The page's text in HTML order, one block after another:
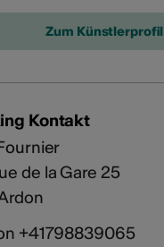
Zum Künstlerprofil
Kontakt
de la Gare 25
+41798839065